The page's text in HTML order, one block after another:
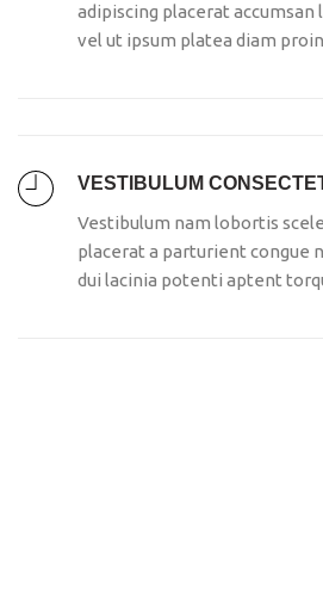
adipiscing placerat
vel ut ipsum platea diam
VESTIBULUM
Vestibulum nam lobortis
placerat a parturient congue
dui lacinia potenti aptent